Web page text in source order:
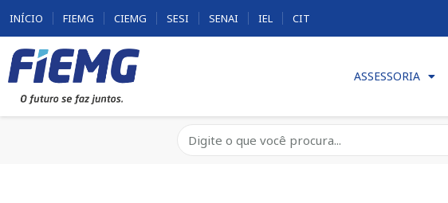
INÍCIO FIEMG CIEMG SESI SENAI IEL CIT
ASSESSORIA